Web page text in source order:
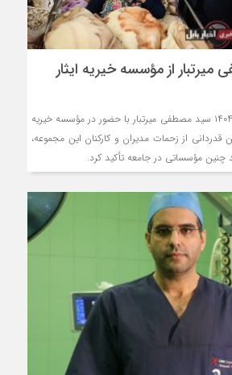
از مؤسسه خیریه ایثار
در نخستین روزهای سال ۱۴۰۴ سید مصطفی میرتبار با حضور در مؤسسه خیریه
قدردانی از زحمات مدیران و کارکنان این مجموعه،
مؤسساتی در جامعه تأکید کرد.